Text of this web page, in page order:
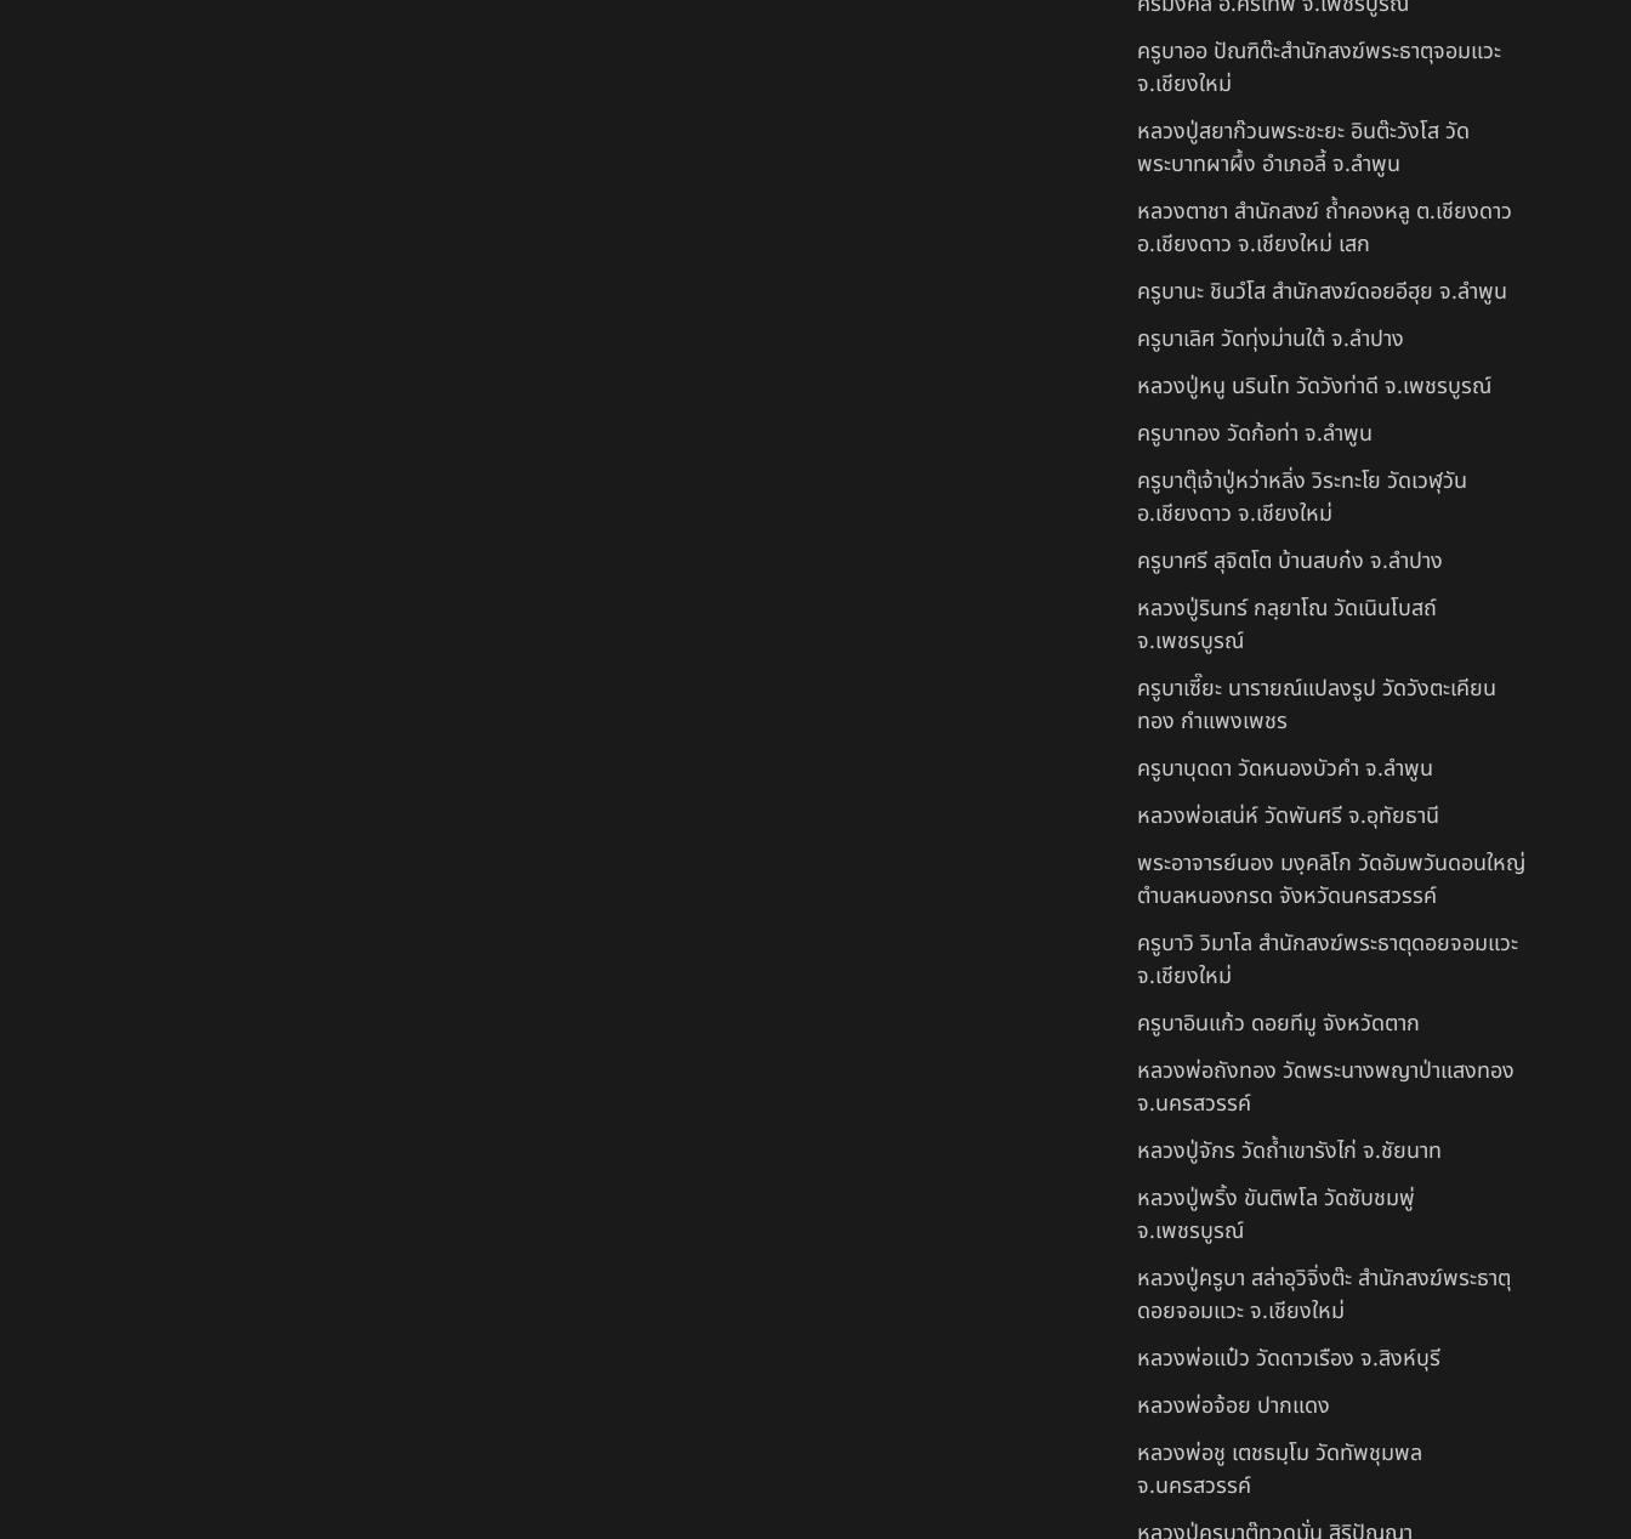
ครูบาออ ปัณฑิต๊ะสำนักสงฆ์พระธาตุจอมแวะ
จ.เชียงใหม่
หลวงปู่สยาก๊วนพระชะยะ อินต๊ะวังโส วัด
พระบาทผาผึ้ง อำเภอลี้ จ.ลำพูน
หลวงตาชา สำนักสงฆ์ ถ้ำคองหลู ต.เชียงดาว
อ.เชียงดาว จ.เชียงใหม่ เสก
ครูบานะ ชินวํโส สำนักสงฆ์ดอยอีฮุย จ.ลำพูน
ครูบาเลิศ วัดทุ่งม่านใต้ จ.ลำปาง
หลวงปู่หนู นรินโท วัดวังท่าดี จ.เพชรบูรณ์
ครูบาทอง วัดก้อท่า จ.ลำพูน
ครูบาตุ๊เจ้าปู่หว่าหลิ่ง วิระทะโย วัดเวฬุวัน
อ.เชียงดาว จ.เชียงใหม่
ครูบาศรี สุจิตโต บ้านสบก๋ง จ.ลำปาง
หลวงปู่รินทร์ กลฺยาโณ วัดเนินโบสถ์
จ.เพชรบูรณ์
ครูบาเซี๊ยะ นารายณ์แปลงรูป วัดวังตะเคียน
ทอง กำแพงเพชร
ครูบาบุดดา วัดหนองบัวคํา จ.ลําพูน
หลวงพ่อเสน่ห์ วัดพันศรี จ.อุทัยธานี
พระอาจารย์นอง มงฺคลิโก วัดอัมพวันดอนใหญ่
ตำบลหนองกรด จังหวัดนครสวรรค์
ครูบาวิ วิมาโล สำนักสงฆ์พระธาตุดอยจอมแวะ
จ.เชียงใหม่
ครูบาอินแก้ว ดอยทีมู จังหวัดตาก
หลวงพ่อถังทอง วัดพระนางพญาป่าแสงทอง
จ.นครสวรรค์
หลวงปู่จักร วัดถ้ำเขารังไก่ จ.ชัยนาท
หลวงปู่พริ้ง ขันติพโล วัดซับชมพู่
จ.เพชรบูรณ์
หลวงปู่ครูบา สล่าอุวิจิ่งต๊ะ สำนักสงฆ์พระธาตุ
ดอยจอมแวะ จ.เชียงใหม่
หลวงพ่อแป๋ว วัดดาวเรือง จ.สิงห์บุรี
หลวงพ่อจ้อย ปากแดง
หลวงพ่อชู เตชธมฺโม วัดทัพชุมพล
จ.นครสวรรค์